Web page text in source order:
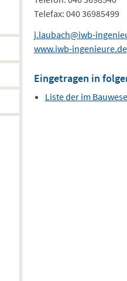
Telefax: 040 36985499
j.laubach@iwb-
www.iwb-ingenieure.de
Eingetragen in
Liste der im